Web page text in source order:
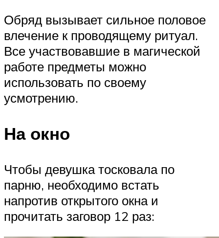
Обряд вызывает сильное половое
влечение к проводящему ритуал.
Все участвовавшие в магической
работе предметы можно
использовать по своему
усмотрению.
На окно
Чтобы девушка тосковала по
парню, необходимо встать
напротив открытого окна и
прочитать заговор 12 раз: